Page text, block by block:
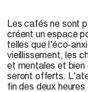
Les cafés ne sont
créent un espace
telles que l'éco-
vieillissement, les
et mentales et
seront offerts.
fin des deux heures